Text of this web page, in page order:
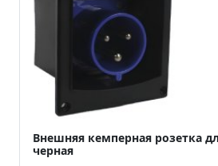
Внешняя кемперная розетка
черная